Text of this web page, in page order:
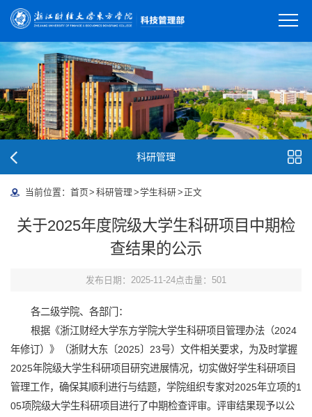
科研管理
当前位置： 首页> 科研管理 >学生科研> 正文
关于2025年度院级大学生科研项目中期检
查结果的公示
发布日期：2025-11-24点击量： 501
各二级学院、各部门：
根据《浙江财经大学东方学院大学生科研项目管理办法（2024
年修订）》（浙财大东〔2025〕23号）文件相关要求，为及时掌握
2025年院级大学生科研项目研究进展情况，切实做好学生科研项目
管理工作，确保其顺利进行与结题，学院组织专家对2025年立项的1
05项院级大学生科研项目进行了中期检查评审。评审结果现予以公